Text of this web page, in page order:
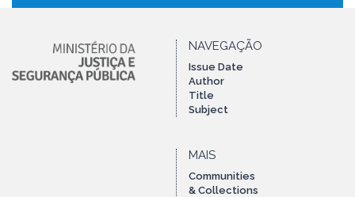
NAVEGAÇÃO
Issue Date
Author
Title
Subject
MAIS
Communities
& Collections